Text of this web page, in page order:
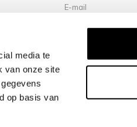
media te
van onze site
op basis van
/10 -